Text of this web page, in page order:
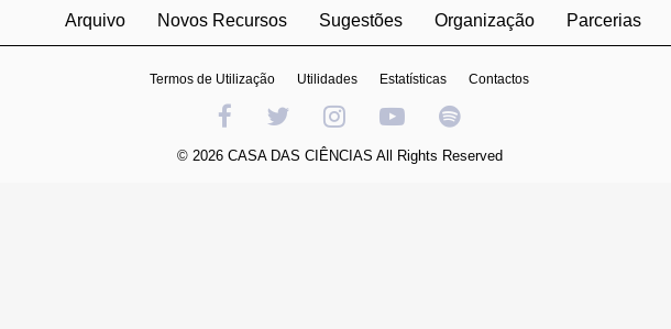
Arquivo Novos Recursos Sugestões Organização Parcerias
Termos de Utilização Utilidades Estatísticas Contactos
© 2026 CASA DAS CIÊNCIAS All Rights Reserved